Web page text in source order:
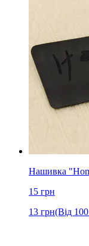
Нашивка
15 грн
13 грн(Від